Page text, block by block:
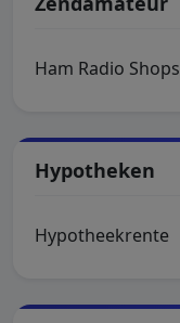
Ham Radio Shops
Hypotheken
Hypotheekrente